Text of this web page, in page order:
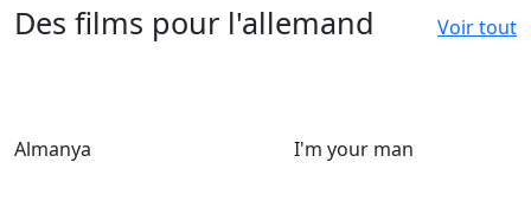
Des films pour l'allemand Voir tout
Almanya I'm your man